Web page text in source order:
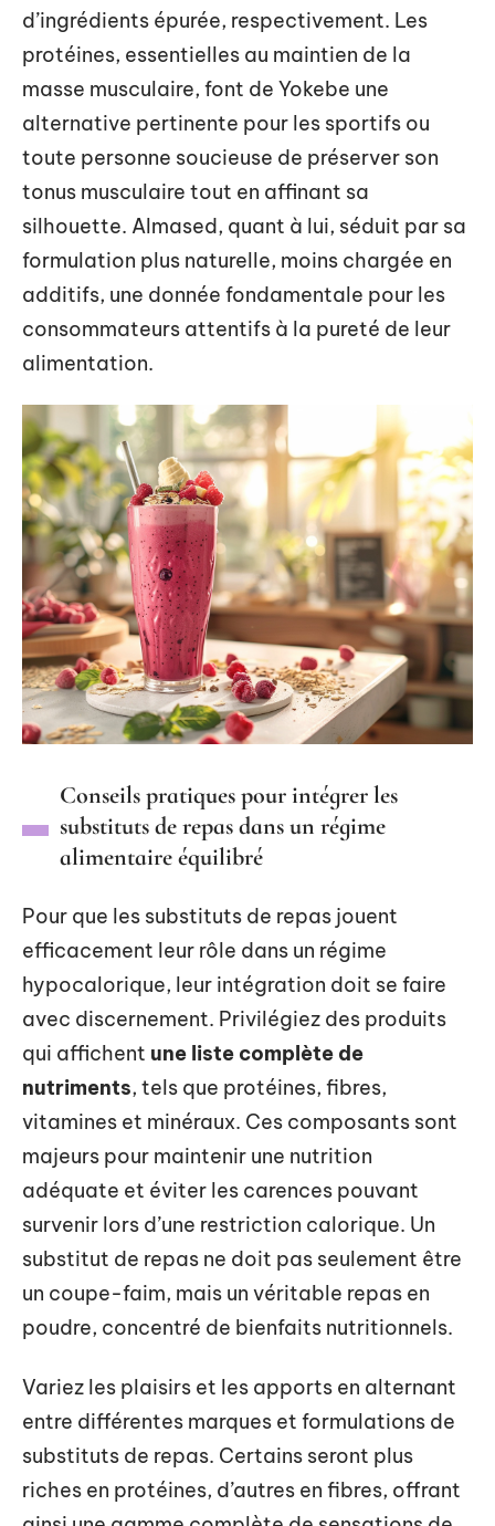
d’ingrédients épurée, respectivement. Les
protéines, essentielles au maintien de la
masse musculaire, font de Yokebe une
alternative pertinente pour les sportifs ou
toute personne soucieuse de préserver son
tonus musculaire tout en affinant sa
silhouette. Almased, quant à lui, séduit par sa
formulation plus naturelle, moins chargée en
additifs, une donnée fondamentale pour les
consommateurs attentifs à la pureté de leur
alimentation.
Conseils pratiques pour intégrer les
substituts de repas dans un régime
alimentaire équilibré
Pour que les substituts de repas jouent
efficacement leur rôle dans un régime
hypocalorique, leur intégration doit se faire
avec discernement. Privilégiez des produits
qui affichent une liste complète de
nutriments, tels que protéines, fibres,
vitamines et minéraux. Ces composants sont
majeurs pour maintenir une nutrition
adéquate et éviter les carences pouvant
survenir lors d’une restriction calorique. Un
substitut de repas ne doit pas seulement être
un coupe-faim, mais un véritable repas en
poudre, concentré de bienfaits nutritionnels.
Variez les plaisirs et les apports en alternant
entre différentes marques et formulations de
substituts de repas. Certains seront plus
riches en protéines, d’autres en fibres, offrant